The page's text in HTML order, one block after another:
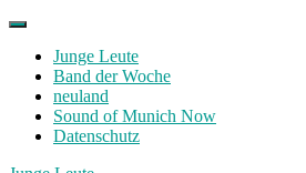
Skip
contentJunge Leute
Band der Woche
neuland
Sound of Munich Now
Datenschutz